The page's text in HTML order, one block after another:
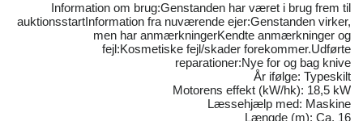
Information om brug:Genstanden har været i brug frem til
auktionsstartInformation fra nuværende ejer:Genstanden virker,
men har anmærkningerKendte anmærkninger og
fejl:Kosmetiske fejl/skader forekommer.Udførte
reparationer:Nye for og bag knive
År ifølge: Typeskilt
Motorens effekt (kW/hk): 18,5 kW
Læssehjælp med: Maskine
Længde (m): Ca. 16